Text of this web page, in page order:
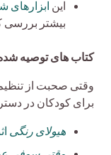
این ابزارهای
بیشتر بررسی
کتاب های توصیه
وقتی صحبت از
برای کودکان در
هیولای رنگی